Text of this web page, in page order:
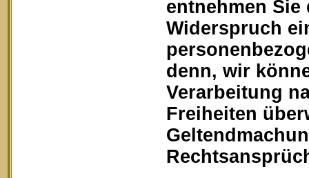
entnehmen
Widerspruch
denn, wir
Verarbeitung
Freiheiten